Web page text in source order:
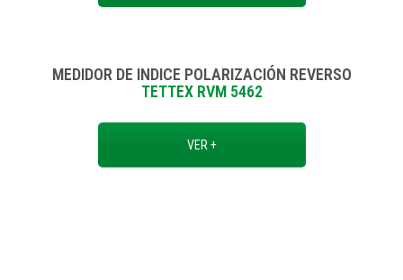
MEDIDOR DE INDICE POLARIZACIÓN REVERSO
TETTEX RVM 5462
VER +